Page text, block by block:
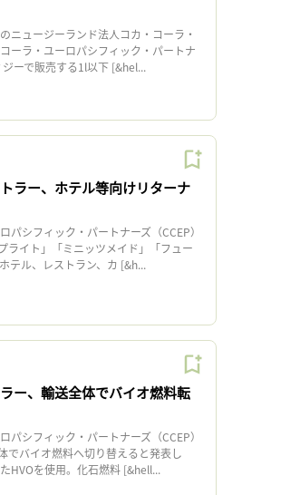
ニュージーランド法人コカ・コーラ・
ーラ・ユーロパシフィック・パートナ
ーで販売する1l以下 [&hel...
ラー、ホテル等向けリターナ
シフィック・パートナーズ（CCEP）
ライト」「ミニッツメイド」「フュー
テル、レストラン、カ [&h...
ー、輸送全体でバイオ燃料転
シフィック・パートナーズ（CCEP）
でバイオ燃料へ切り替えると発表し
HVOを使用。化石燃料 [&hell...